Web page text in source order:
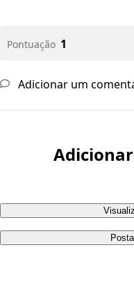
Pontuação 1
Adicionar um